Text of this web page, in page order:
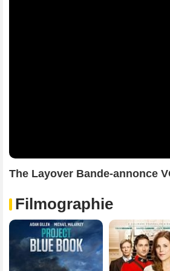
The Layover Bande-annonce
Filmographie